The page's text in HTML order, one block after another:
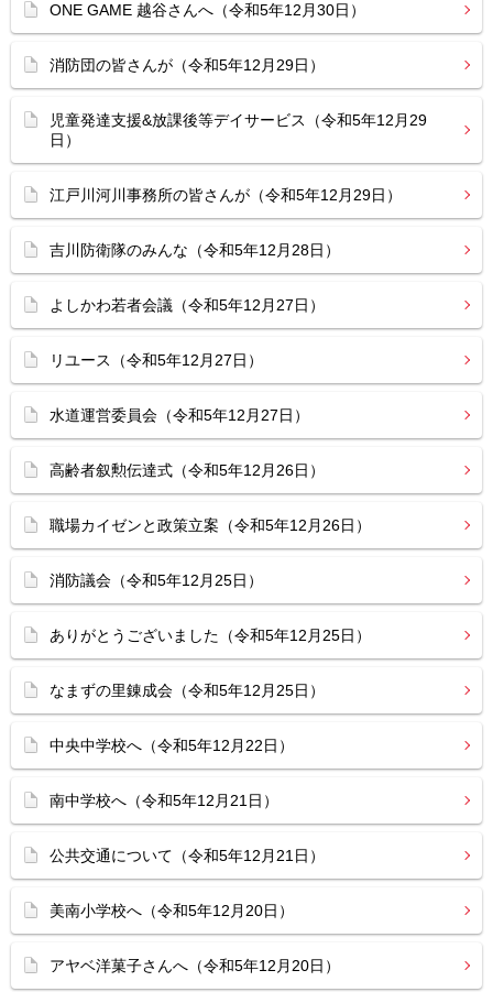
ONE GAME 越谷さんへ（令和5年12月30日）
消防団の皆さんが（令和5年12月29日）
児童発達支援&放課後等デイサービス（令和5年12月29
日）
江戸川河川事務所の皆さんが（令和5年12月29日）
吉川防衛隊のみんな（令和5年12月28日）
よしかわ若者会議（令和5年12月27日）
リユース（令和5年12月27日）
水道運営委員会（令和5年12月27日）
高齢者叙勲伝達式（令和5年12月26日）
職場カイゼンと政策立案（令和5年12月26日）
消防議会（令和5年12月25日）
ありがとうございました（令和5年12月25日）
なまずの里錬成会（令和5年12月25日）
中央中学校へ（令和5年12月22日）
南中学校へ（令和5年12月21日）
公共交通について（令和5年12月21日）
美南小学校へ（令和5年12月20日）
アヤベ洋菓子さんへ（令和5年12月20日）